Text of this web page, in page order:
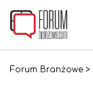
Forum Branżowe >